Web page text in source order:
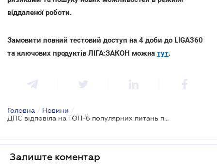
віддаленої роботи.
Замовити повний тестовий доступ на 4 доби до LIGA360
та ключових продуктів ЛІГА:ЗАКОН можна тут.
Головна / Новини /
ДПС відповіла на ТОП-6 популярних питань про програмных РРО
Залиште коментар